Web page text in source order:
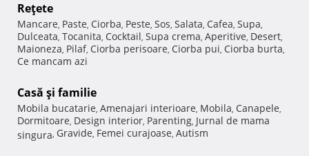
Reţete
Mancare, Paste, Ciorba, Peste, Sos, Salata, Cafea, Supa,
Dulceata, Tocanita, Cocktail, Supa crema, Aperitive, Desert,
Maioneza, Pilaf, Ciorba perisoare, Ciorba pui, Ciorba burta,
Ce mancam azi
Casă şi familie
Mobila bucatarie, Amenajari interioare, Mobila, Canapele,
Dormitoare, Design interior, Parenting, Jurnal de mama
singura, Gravide, Femei curajoase, Autism